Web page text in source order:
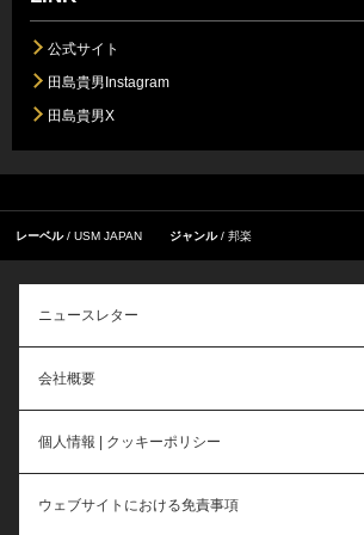
公式サイト
田島貴男Instagram
田島貴男X
レーベル USM JAPAN ジャンル 邦楽
ニュースレター
会社概要
個人情報 | クッキーポリシー
ウェブサイトにおける免責事項